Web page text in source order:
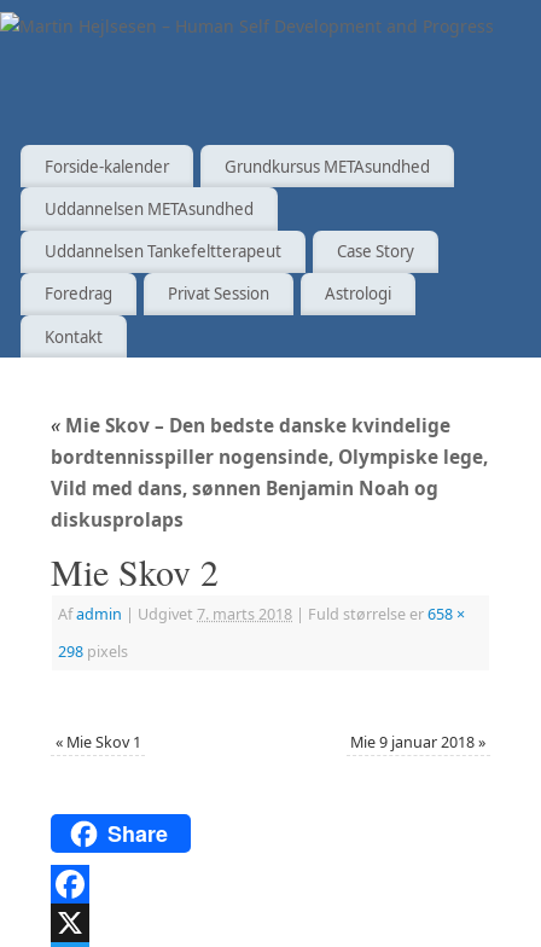
Forside-kalender
Grundkursus METAsundhed
Uddannelsen METAsundhed
Uddannelsen Tankefeltterapeut
Case Story
Foredrag
Privat Session
Astrologi
Kontakt
« Mie Skov – Den bedste danske kvindelige
bordtennisspiller nogensinde, Olympiske lege,
Vild med dans, sønnen Benjamin Noah og
diskusprolaps
Mie Skov 2
Afadmin | Udgivet 7. marts 2018 | Fuld størrelse er658 ×
298 pixels
« Mie Skov 1 Mie 9 januar 2018»
Share
Facebook